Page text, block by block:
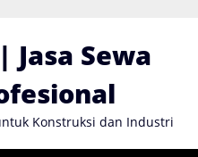
Jasa Sewa
Konstruksi dan Industri